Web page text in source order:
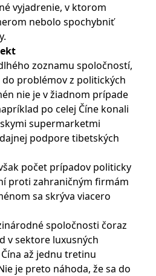
vyjadrenie, v ktorom
nebolo spochybniť
zoznamu spoločností,
problémov z politických
nie je v žiadnom prípade
po celej Číne konali
supermarketmi
podpore tibetských
počet prípadov politicky
proti zahraničným firmám
sa skrýva viacero
spoločnosti čoraz
v sektore luxusných
až jednu tretinu
je preto náhoda, že sa do